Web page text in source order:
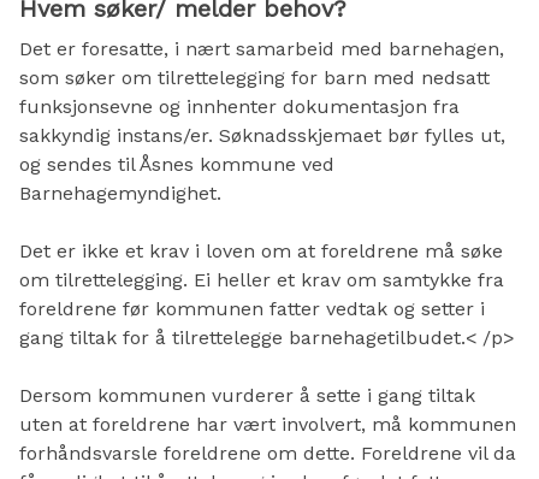
Hvem søker/ melder behov?
Det er foresatte, i nært samarbeid med barnehagen,
som søker om tilrettelegging for barn med nedsatt
funksjonsevne og innhenter dokumentasjon fra
sakkyndig instans/er. Søknadsskjemaet bør fylles ut,
og sendes til Åsnes kommune ved
Barnehagemyndighet.
Det er ikke et krav i loven om at foreldrene må søke
om tilrettelegging. Ei heller et krav om samtykke fra
foreldrene før kommunen fatter vedtak og setter i
gang tiltak for å tilrettelegge barnehagetilbudet.< /p>
Dersom kommunen vurderer å sette i gang tiltak
uten at foreldrene har vært involvert, må kommunen
forhåndsvarsle foreldrene om dette. Foreldrene vil da